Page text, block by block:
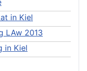
in Kiel
LAw 2013
in Kiel